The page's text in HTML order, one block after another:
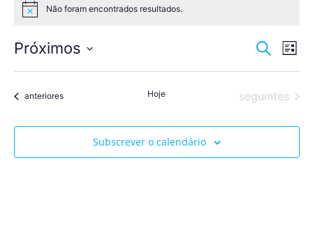
Aviso Não foram encontrados resultados.
de
e
Pesquisar
de
de
Lista
Próximos
a
Eventos
anteriores Hoje Eventos
seguintes
Subscrever o calendário